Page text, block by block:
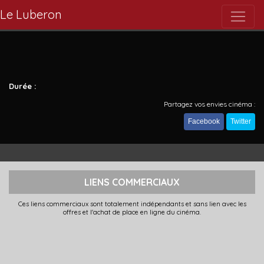
Le Luberon
Durée :
Partagez vos envies cinéma :
Facebook Twitter
LIENS COMMERCIAUX
Ces liens commerciaux sont totalement indépendants et sans lien avec les
offres et l'achat de place en ligne du cinéma.